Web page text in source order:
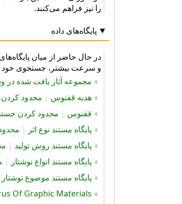
را نیز فراهم می‌کنند.
پایگاه‌های داده
و سرعت بیشتر، جستجوی خود را
● مجموعه آثار یافت شده در
●هديه ققنوس | محدود کردن
● ققنوس | محدود کردن
● پايگاه مستند نوع اثر |
● پايگاه مستند روش توليد |
● پايگاه مستند انواع نوشتار |
● پايگاه مستند موضوع نوشتار
●
Of Graphic Materials